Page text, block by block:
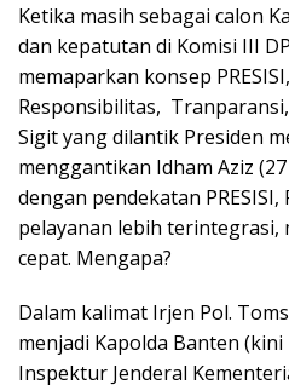
Ketika masih sebagai calon
dan kepatutan di Komisi III
memaparkan konsep
Responsibilitas, Tranparansi,
Sigit yang dilantik Presiden
menggantikan Idham Aziz
dengan pendekatan
pelayanan lebih terintegrasi,
cepat. Mengapa?
Dalam kalimat Irjen Pol.
menjadi Kapolda Banten
Inspektur Jenderal